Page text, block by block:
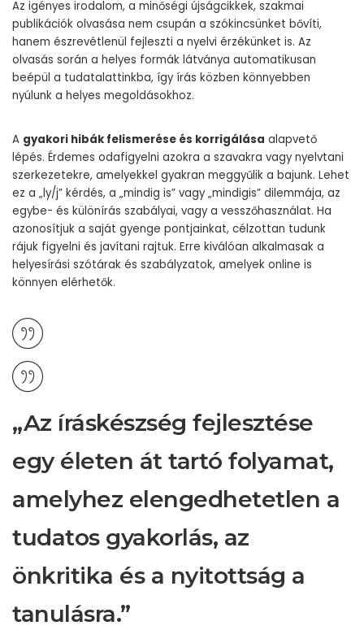
Az igényes irodalom, a minőségi újságcikkek, szakmai
publikációk olvasása nem csupán a szókincsünket bővíti,
hanem észrevétlenül fejleszti a nyelvi érzékünket is. Az
olvasás során a helyes formák látványa automatikusan
beépül a tudatalattinkba, így írás közben könnyebben
nyúlunk a helyes megoldásokhoz.
A gyakori hibák felismerése és korrigálása alapvető
lépés. Érdemes odafigyelni azokra a szavakra vagy nyelvtani
szerkezetekre, amelyekkel gyakran meggyűlik a bajunk. Lehet
ez a „ly/j” kérdés, a „mindig is” vagy „mindigis” dilemmája, az
egybe- és különírás szabályai, vagy a vesszőhasználat. Ha
azonosítjuk a saját gyenge pontjainkat, célzottan tudunk
rájuk figyelni és javítani rajtuk. Erre kiválóan alkalmasak a
helyesírási szótárak és szabályzatok, amelyek online is
könnyen elérhetők.
„Az íráskészség fejlesztése
egy életen át tartó folyamat,
amelyhez elengedhetetlen a
tudatos gyakorlás, az
önkritika és a nyitottság a
tanulásra.”